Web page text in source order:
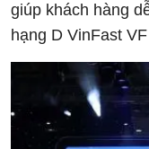
giúp khách hàng
hạng D VinFast